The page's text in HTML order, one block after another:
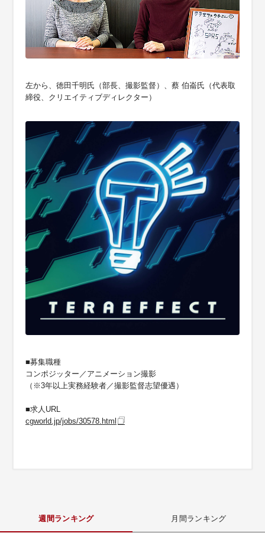
左から、徳田千明氏（部長、撮影監督）、蔡 伯崙氏（代表取
締役、クリエイティブディレクター）
■募集職種
コンポジッター／アニメーション撮影
（※3年以上実務経験者／撮影監督志望優遇）
■求人URL
cgworld.jp/jobs/30578.html
週間ランキング 月間ランキング